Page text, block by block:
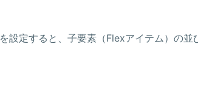
を設定すると、子要素（Flexアイテム）の並